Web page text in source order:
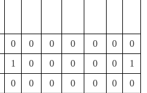
0 0 0 0 0 0
0
1 0 0 0 0 0
1
0 0 0 0 0 0
0